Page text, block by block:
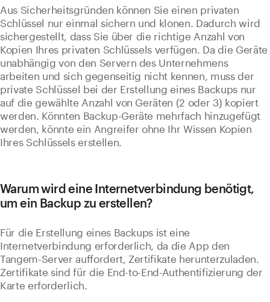
Aus Sicherheitsgründen können Sie einen privaten
Schlüssel nur einmal sichern und klonen. Dadurch wird
sichergestellt, dass Sie über die richtige Anzahl von
Kopien Ihres privaten Schlüssels verfügen. Da die Geräte
unabhängig von den Servern des Unternehmens
arbeiten und sich gegenseitig nicht kennen, muss der
private Schlüssel bei der Erstellung eines Backups nur
auf die gewählte Anzahl von Geräten (2 oder 3) kopiert
werden. Könnten Backup-Geräte mehrfach hinzugefügt
werden, könnte ein Angreifer ohne Ihr Wissen Kopien
Ihres Schlüssels erstellen.
Warum wird eine Internetverbindung benötigt,
um ein Backup zu erstellen?
Für die Erstellung eines Backups ist eine
Internetverbindung erforderlich, da die App den
Tangem-Server auffordert, Zertifikate herunterzuladen.
Zertifikate sind für die End-to-End-Authentifizierung der
Karte erforderlich.